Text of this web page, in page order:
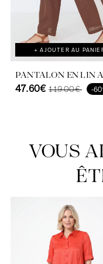
Découvrir notre
+ AJOUTER AU
PANTALON EN LIN
LARGE BANDE AUX
47.60€ 119.00€ -
VOUS